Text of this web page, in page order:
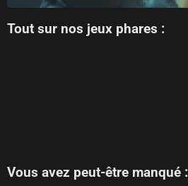
Tout sur nos jeux phares :
Vous avez peut-être manqué :